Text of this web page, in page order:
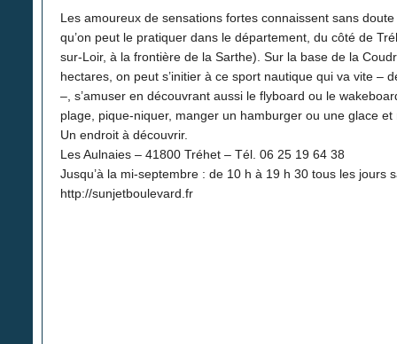
Les amoureux de sensations fortes connaissent sans
qu’on peut le pratiquer dans le département, du côté de
sur-Loir, à la frontière de la Sarthe). Sur la base de la
hectares, on peut s’initier à ce sport nautique qui va vite –
–, s’amuser en découvrant aussi le flyboard ou le
plage, pique-niquer, manger un hamburger ou une glace
Un endroit à découvrir.
Les Aulnaies – 41800 Tréhet – Tél. 06 25 19 64 38
Jusqu’à la mi-septembre : de 10 h à 19 h 30 tous les jours
http://sunjetboulevard.fr